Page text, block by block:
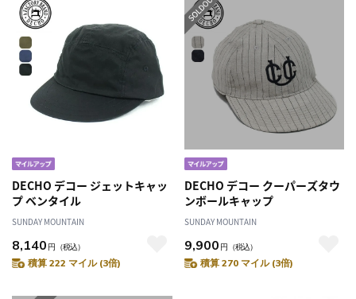
DECHO デコー ジェットキャッ
プ ベンタイル
SUNDAY MOUNTAIN
8,140 円 （税込）
積算 222 マイル (3倍)
DECHO デコー クーパーズタウ
ンボールキャップ
SUNDAY MOUNTAIN
9,900 円 （税込）
積算 270 マイル (3倍)